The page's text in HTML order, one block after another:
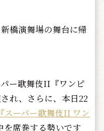
橋演舞場の舞台に帰
ー歌舞伎II『ワンピ
れ、さらに、本日22
スーパー歌舞伎II ワン
を席巻する勢いです